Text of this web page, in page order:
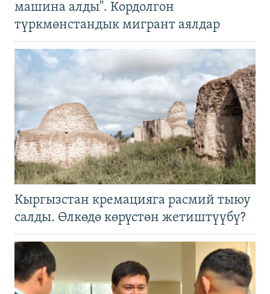
машина алды". Кордолгон
түркмөнстандык мигрант аялдар
Кыргызстан кремацияга расмий тыюу
салды. Өлкөдө көрүстөн жетиштүүбү?